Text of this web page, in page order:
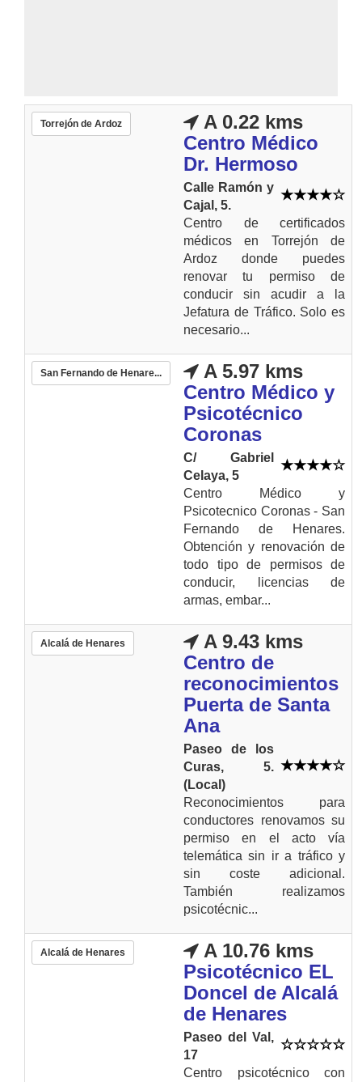
Torrejón de Ardoz
A 0.22 kms
Centro Médico
Dr. Hermoso
Calle Ramón y
Cajal, 5.
Centro de certificados
médicos en Torrejón de
Ardoz donde puedes
renovar tu permiso de
conducir sin acudir a la
Jefatura de Tráfico. Solo es
necesario...
San Fernando de Henare...
A 5.97 kms
Centro Médico y
Psicotécnico
Coronas
C/ Gabriel
Celaya, 5
Centro Médico y
Psicotecnico Coronas - San
Fernando de Henares.
Obtención y renovación de
todo tipo de permisos de
conducir, licencias de
armas, embar...
Alcalá de Henares
A 9.43 kms
Centro de
reconocimientos
Puerta de Santa
Ana
Paseo de los
Curas, 5.
(Local)
Reconocimientos para
conductores renovamos su
permiso en el acto vía
telemática sin ir a tráfico y
sin coste adicional.
También realizamos
psicotécnic...
Alcalá de Henares
A 10.76 kms
Psicotécnico EL
Doncel de Alcalá
de Henares
Paseo del Val,
17
Centro psicotécnico con